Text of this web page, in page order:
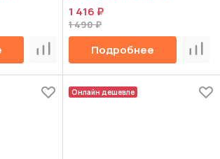
Сравнить
1 416 ₽
1 490 ₽
Подробнее
Онлайн дешевле